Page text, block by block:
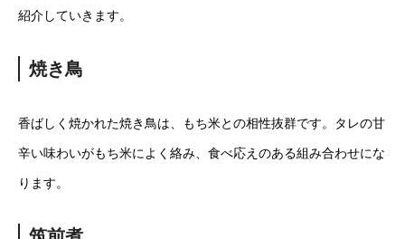
紹介していきます。
焼き鳥
香ばしく焼かれた焼き鳥は、もち米との相性抜群です。タレの甘
辛い味わいがもち米によく絡み、食べ応えのある組み合わせにな
ります。